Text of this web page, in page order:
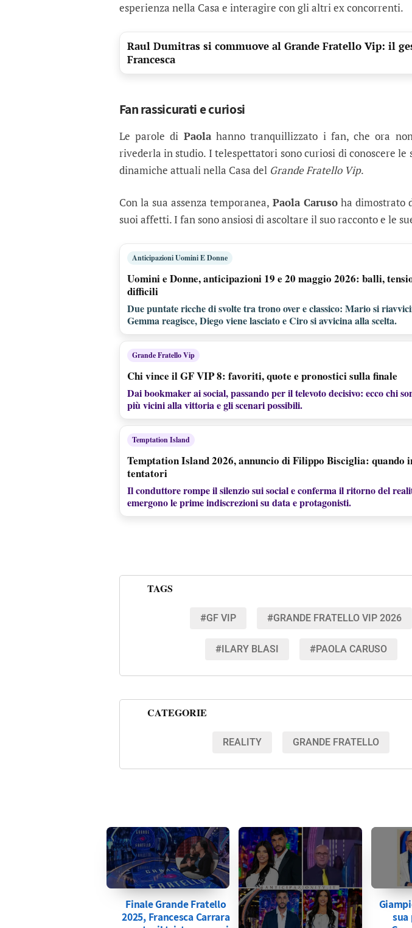
esperienza nella Casa e interagire con gli altri ex concorrenti.
Raul Dumitras si commuove al Grande Fratello Vip: il
Francesca
Fan rassicurati e curiosi
Le parole di Paolahanno tranquillizzato i fan, che ora
rivederla in studio. I telespettatori sono curiosi di conoscere le
dinamiche attuali nella Casa del Grande Fratello Vip.
Con la sua assenza temporanea, Paola Carusoha dimostrato
suoi affetti. I fan sono ansiosi di ascoltare il suo racconto e le
Anticipazioni Uomini E Donne
Uomini e Donne, anticipazioni 19 e 20 maggio 2026: balli,
difficili
Due puntate ricche di svolte tra trono over e classico: Mario si
Gemma reagisce, Diego viene lasciato e Ciro si avvicina alla scelta.
Grande Fratello Vip
Chi vince il GF VIP 8: favoriti, quote e pronostici sulla finale
Dai bookmaker ai social, passando per il televoto decisivo: ecco chi
più vicini alla vittoria e gli scenari possibili.
Temptation Island
Temptation Island 2026, annuncio di Filippo Bisciglia: quando
tentatori
Il conduttore rompe il silenzio sui social e conferma il ritorno del
emergono le prime indiscrezioni su data e protagonisti.
TAGS
#GF VIP #GRANDE FRATELLO VIP 2026
#ILARY BLASI #PAOLA CARUSO
CATEGORIE
REALITY GRANDE FRATELLO
Finale Grande Fratello
2025, Francesca Carrara
sua